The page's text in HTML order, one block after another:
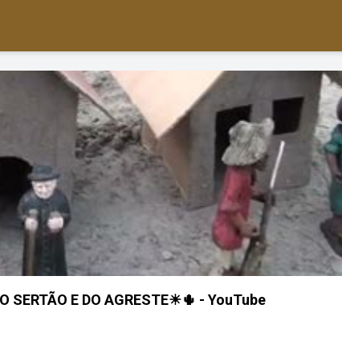
SERTÃO E DO AGRESTE☀🌵 - YouTube